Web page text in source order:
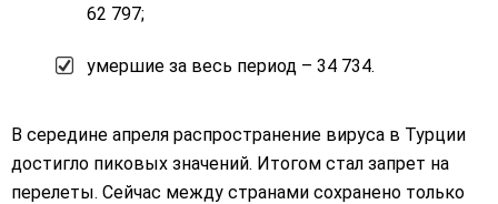
62 797;
умершие за весь период – 34 734.
В середине апреля распространение вируса в Турции
достигло пиковых значений. Итогом стал запрет на
перелеты. Сейчас между странами сохранено только